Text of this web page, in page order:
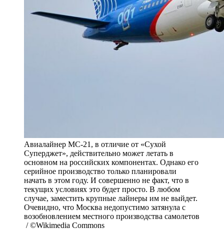
Авиалайнер МС-21, в отличие от «Сухой
Суперджет», действительно может летать в
основном на российских компонентах. Однако его
серийное производство только планировали
начать в этом году. И совершенно не факт, что в
текущих условиях это будет просто. В любом
случае, заместить крупные лайнеры им не выйдет.
Очевидно, что Москва недопустимо затянула с
возобновлением местного производства самолетов
/ ©Wikimedia Commons